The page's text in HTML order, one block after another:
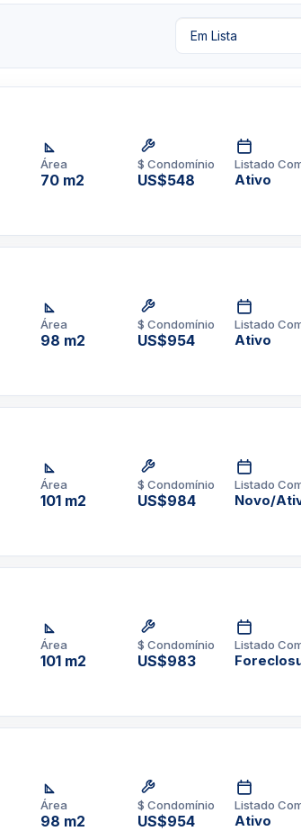
Área
70 m2
$ Condomínio
US$548
Listado
Ativo
Área
98 m2
$ Condomínio
US$954
Listado
Ativo
Área
101 m2
$ Condomínio
US$984
Listado
Novo/
Área
101 m2
$ Condomínio
US$983
Listado
Área
98 m2
$ Condomínio
US$954
Listado
Ativo